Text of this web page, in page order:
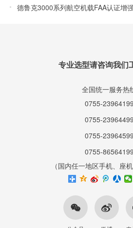
德鲁克3000系列航空机载FAA认证增
专业选型请咨询我们
全国统一服务热
0755-23964199
0755-23964499
0755-23964599
0755-86564199
（国内任一地区手机、座